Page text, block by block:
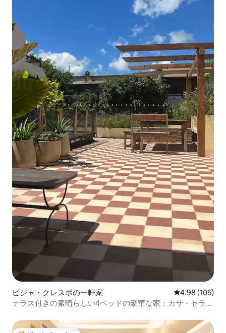
ビジャ・クレスポの一軒家 レビュー105
4.98 (105)
テラス付きの素晴らしい4ベッドの豪華な家：カサ・セラー